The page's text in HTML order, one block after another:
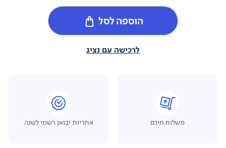
הוספה לסל
לרכישה עם נציג
משלוח חינם אחריות יבואן רשמי לשנה